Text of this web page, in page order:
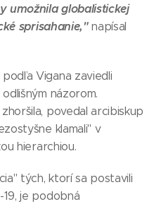
umožnila globalistickej
sprisahanie,"napísal
Vigana zaviedli
názorom.
povedal arcibiskup
klamali" v
hierarchiou.
tých, ktorí sa postavili
je podobná